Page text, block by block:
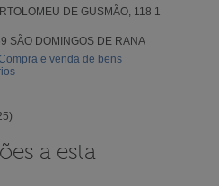
DE GUSMÃO, 118 1
SÃO DOMINGOS DE RANA
e venda de bens
a esta